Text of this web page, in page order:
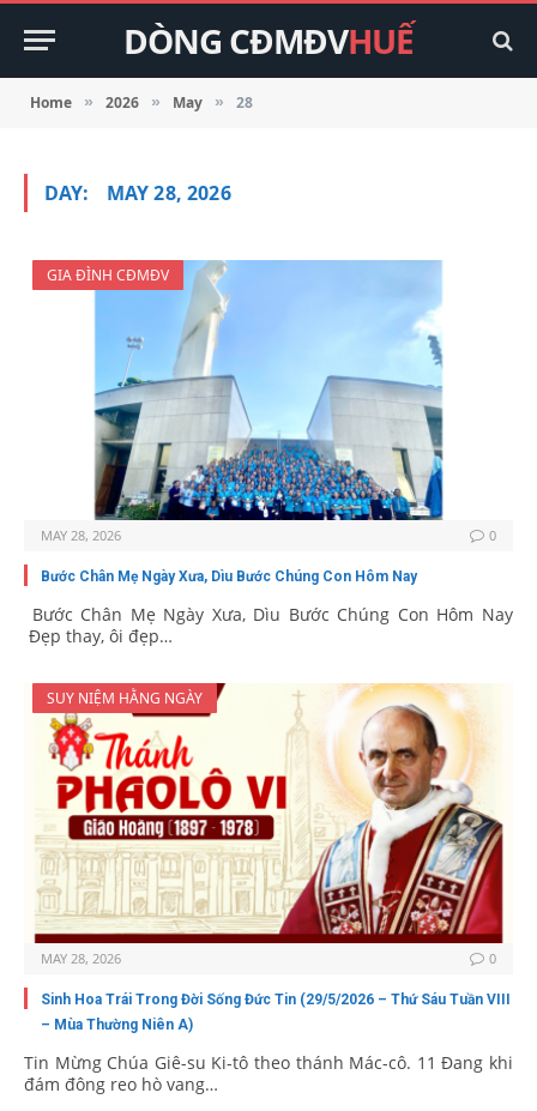
DÒNG CĐMĐVHUẾ
Home » 2026 » May » 28
DAY: MAY 28, 2026
GIA ĐÌNH CĐMĐV
MAY 28, 2026 0
Bước Chân Mẹ Ngày Xưa, Dìu Bước Chúng Con Hôm Nay
Bước Chân Mẹ Ngày Xưa, Dìu Bước Chúng Con Hôm Nay
Đẹp thay, ôi đẹp…
SUY NIỆM HẰNG NGÀY
MAY 28, 2026 0
Sinh Hoa Trái Trong Đời Sống Đức Tin (29/5/2026 – Thứ Sáu Tuần VIII
– Mùa Thường Niên A)
Tin Mừng Chúa Giê-su Ki-tô theo thánh Mác-cô. 11 Đang khi
đám đông reo hò vang…